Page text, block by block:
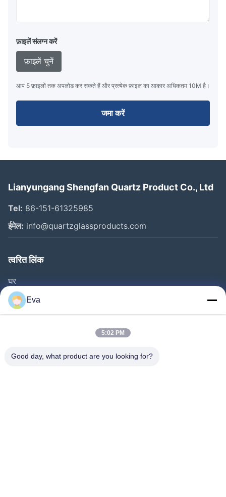
फ़ाइलें संलग्न करें
फ़ाइलें चुनें
आप 5 फ़ाइलों तक अपलोड कर सकते हैं और प्रत्येक फ़ाइल का आकार अधिकतम 10M है।
जमा करें
Lianyungang Shengfan Quartz Product Co., Ltd
Tel: 86-151-61325985
ईमेल: info@quartzglassproducts.com
त्वरित लिंक
घर
उत्पाद
वीडियो
कारखाने का दौरा
Eva
5:02 PM
Good day, what product are you looking for?